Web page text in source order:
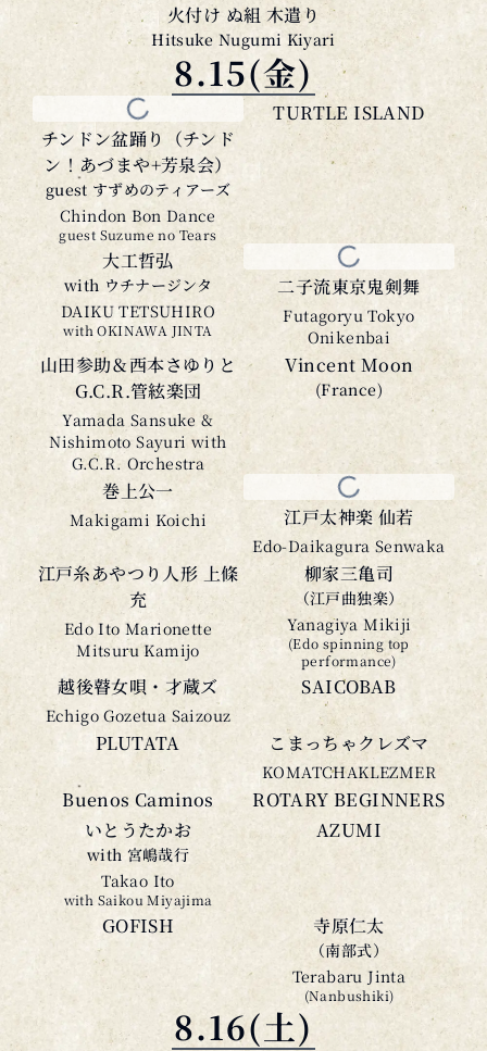
火付け ぬ組 木遣り
Hitsuke Nugumi Kiyari
8.15(金)
チンドン盆踊り（チンド
ン！あづまや+芳泉会）
guest すずめのティアーズ
Chindon Bon Dance
guest Suzume no Tears
TURTLE ISLAND
大工哲弘
with ウチナージンタ
DAIKU TETSUHIRO
with OKINAWA JINTA
二子流東京鬼剣舞
Futagoryu Tokyo
Onikenbai
山田参助＆西本さゆりと
G.C.R.管絃楽団
Yamada Sansuke &
Nishimoto Sayuri with
G.C.R. Orchestra
Vincent Moon
(France)
巻上公一
Makigami Koichi 江戸太神楽 仙若
Edo-Daikagura Senwaka
江戸糸あやつり人形 上條
充
Edo Ito Marionette
Mitsuru Kamijo
柳家三亀司
（江戸曲独楽）
Yanagiya Mikiji
(Edo spinning top
performance)
越後瞽女唄・才蔵ズ
Echigo Gozetua Saizouz
SAICOBAB
PLUTATA こまっちゃクレズマ
KOMATCHAKLEZMER
Buenos Caminos
ROTARY BEGINNERS
いとうたかお
with 宮嶋哉行
Takao Ito
with Saikou Miyajima
AZUMI
GOFISH 寺原仁太
（南部式）
Terabaru Jinta
(Nanbushiki)
8.16(土)